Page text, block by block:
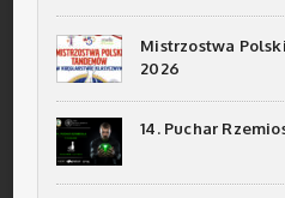
Mistrzostwa
2026
14. Puchar